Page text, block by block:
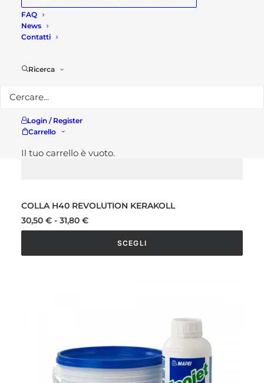
FAQ
News
Contatti
Ricerca
Login / Register
Carrello
Il tuo carrello è vuoto.
opzioni
possono
essere
scelte
pagina
COLLA H40 REVOLUTION KERAKOLL
30,50 € - 31,80 €Fascia
di
30,50 €
SCEGLI